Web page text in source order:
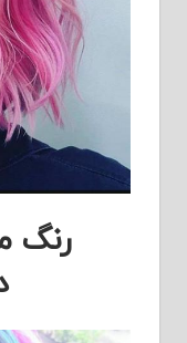
رنگ